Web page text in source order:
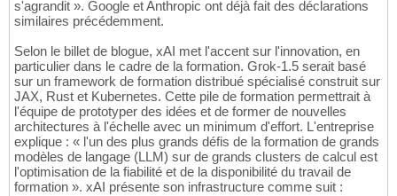
s'agrandit ». Google et Anthropic ont déjà fait des déclarations
similaires précédemment.
Selon le billet de blogue, xAI met l'accent sur l'innovation, en
particulier dans le cadre de la formation. Grok-1.5 serait basé
sur un framework de formation distribué spécialisé construit sur
JAX, Rust et Kubernetes. Cette pile de formation permettrait à
l'équipe de prototyper des idées et de former de nouvelles
architectures à l'échelle avec un minimum d'effort. L'entreprise
explique : « l'un des plus grands défis de la formation de grands
modèles de langage (LLM) sur de grands clusters de calcul est
l'optimisation de la fiabilité et de la disponibilité du travail de
formation ». xAI présente son infrastructure comme suit :